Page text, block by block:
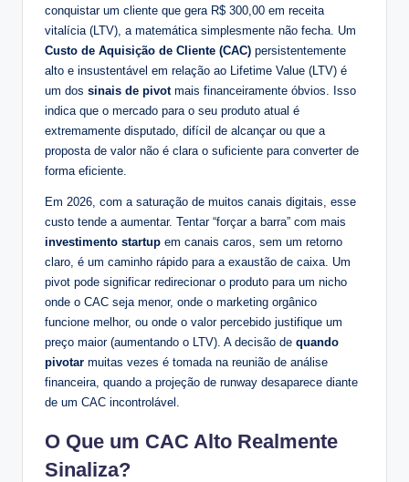
conquistar um cliente que gera R$ 300,00 em receita
vitalícia (LTV), a matemática simplesmente não fecha. Um
Custo de Aquisição de Cliente (CAC) persistentemente
alto e insustentável em relação ao Lifetime Value (LTV) é
um dos sinais de pivotmais financeiramente óbvios. Isso
indica que o mercado para o seu produto atual é
extremamente disputado, difícil de alcançar ou que a
proposta de valor não é clara o suficiente para converter de
forma eficiente.
Em 2026, com a saturação de muitos canais digitais, esse
custo tende a aumentar. Tentar “forçar a barra” com mais
investimento startup em canais caros, sem um retorno
claro, é um caminho rápido para a exaustão de caixa. Um
pivot pode significar redirecionar o produto para um nicho
onde o CAC seja menor, onde o marketing orgânico
funcione melhor, ou onde o valor percebido justifique um
preço maior (aumentando o LTV). A decisão de quando
pivotar muitas vezes é tomada na reunião de análise
financeira, quando a projeção de runway desaparece diante
de um CAC incontrolável.
O Que um CAC Alto Realmente
Sinaliza?